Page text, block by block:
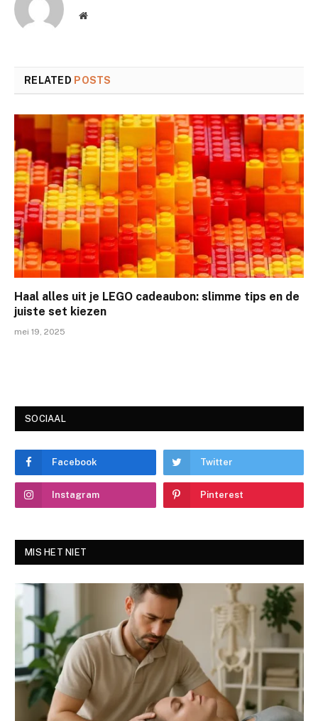
Website
RELATED POSTS
Haal alles uit je LEGO cadeaubon: slimme tips en de
juiste set kiezen
mei 19, 2025
SOCIAAL
Facebook Twitter
Instagram Pinterest
MIS HET NIET